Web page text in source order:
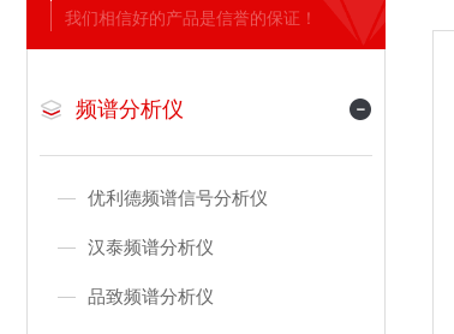
我们相信好的产品是信誉的保证！
频谱分析仪
优利德频谱信号分析仪
汉泰频谱分析仪
品致频谱分析仪